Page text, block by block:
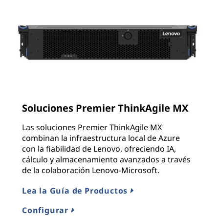
Soluciones Premier ThinkAgile MX
Las soluciones Premier ThinkAgile MX
combinan la infraestructura local de Azure
con la fiabilidad de Lenovo, ofreciendo IA,
cálculo y almacenamiento avanzados a través
de la colaboración Lenovo-Microsoft.
Lea la Guía de Productos
Configurar